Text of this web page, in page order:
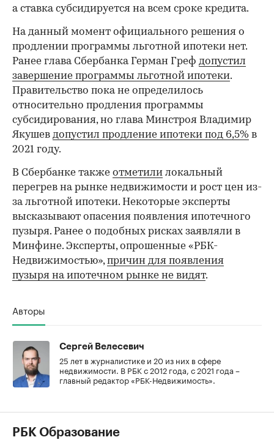
а ставка субсидируется на всем сроке кредита.
На данный момент официального решения о
продлении программы льготной ипотеки нет.
Ранее глава Сбербанка Герман Греф допустил
завершение программы льготной ипотеки.
Правительство пока не определилось
относительно продления программы
субсидирования, но глава Минстроя Владимир
Якушев допустил продление ипотеки под 6,5% в
2021 году.
В Сбербанке также отметили локальный
перегрев на рынке недвижимости и рост цен из-
за льготной ипотеки. Некоторые эксперты
высказывают опасения появления ипотечного
пузыря. Ранее о подобных рисках заявляли в
Минфине. Эксперты, опрошенные «РБК-
Недвижимостью»,причин для появления
пузыря на ипотечном рынке не видят.
Авторы
Сергей Велесевич
25 лет в журналистике и 20 из них в сфере
недвижимости. В РБК с 2012 года, с 2021 года –
главный редактор «РБК-Недвижимость».
РБК Образование